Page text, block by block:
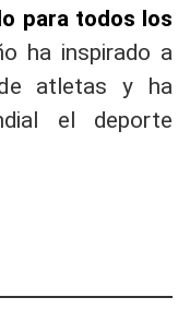
para todos los
ha inspirado a
atletas y ha
el deporte